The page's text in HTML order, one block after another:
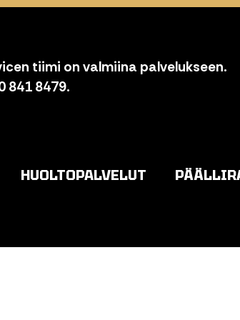
tiimi on valmiina palvelukseen.
841 8479.
HUOLTOPALVELUT